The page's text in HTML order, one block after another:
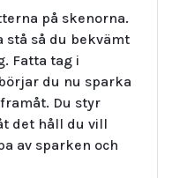
på skenorna.
stå så du bekvämt
Fatta tag i
du nu sparka
Du styr
det håll du vill
av sparken och